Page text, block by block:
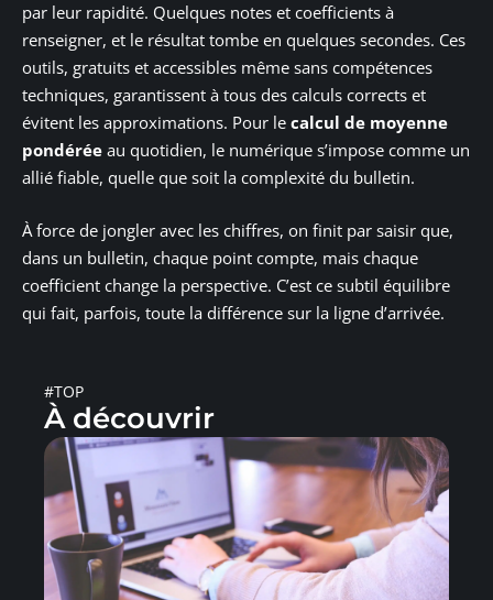
par leur rapidité. Quelques notes et coefficients à
renseigner, et le résultat tombe en quelques secondes. Ces
outils, gratuits et accessibles même sans compétences
techniques, garantissent à tous des calculs corrects et
évitent les approximations. Pour le calcul de moyenne
pondérée au quotidien, le numérique s’impose comme un
allié fiable, quelle que soit la complexité du bulletin.
À force de jongler avec les chiffres, on finit par saisir que,
dans un bulletin, chaque point compte, mais chaque
coefficient change la perspective. C’est ce subtil équilibre
qui fait, parfois, toute la différence sur la ligne d’arrivée.
#TOP
À découvrir